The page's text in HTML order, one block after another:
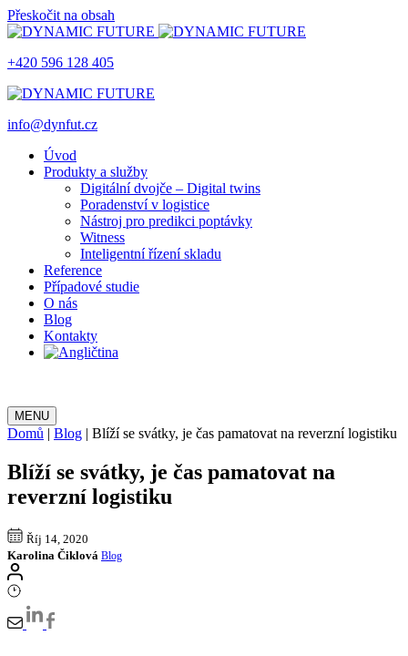
Přeskočit na obsah
+420 596 128 405
info@dynfut.cz
Úvod
Produkty a služby
Digitální dvojče – Digital twins
Poradenství v logistice
Nástroj pro predikci poptávky
Witness
Inteligentní řízení skladu
Reference
Případové studie
O nás
Blog
Kontakty
MENU
Domů | Blog | Blíží se svátky, je čas pamatovat na reverzní logistiku
Blíží se svátky, je čas pamatovat na
reverzní logistiku
Říj 14, 2020
Karolina Čiklová Blog